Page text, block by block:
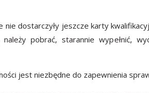
dostarczyły jeszcze karty
należy pobrać, starannie wypełnić,
jest niezbędne do zapewnienia